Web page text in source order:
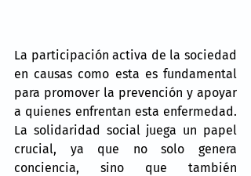
La participación activa de la sociedad
en causas como esta es fundamental
para promover la prevención y apoyar
a quienes enfrentan esta enfermedad.
La solidaridad social juega un papel
crucial, ya que no solo genera
conciencia, sino que también